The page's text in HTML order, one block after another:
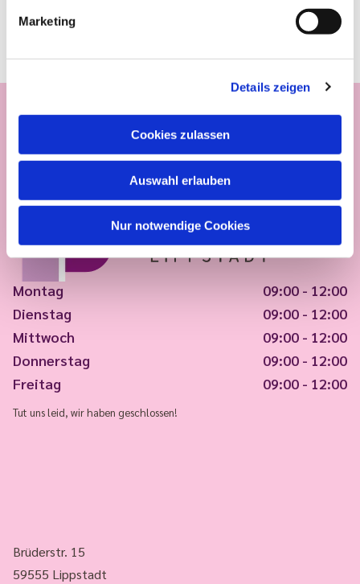
Marketing
Details zeigen
Cookies zulassen
Auswahl erlauben
Nur notwendige Cookies
Montag
09:00 - 12:00
Dienstag
09:00 - 12:00
Mittwoch
09:00 - 12:00
Donnerstag
09:00 - 12:00
Freitag
09:00 - 12:00
Tut uns leid, wir haben geschlossen!
Brüderstr. 15
59555 Lippstadt